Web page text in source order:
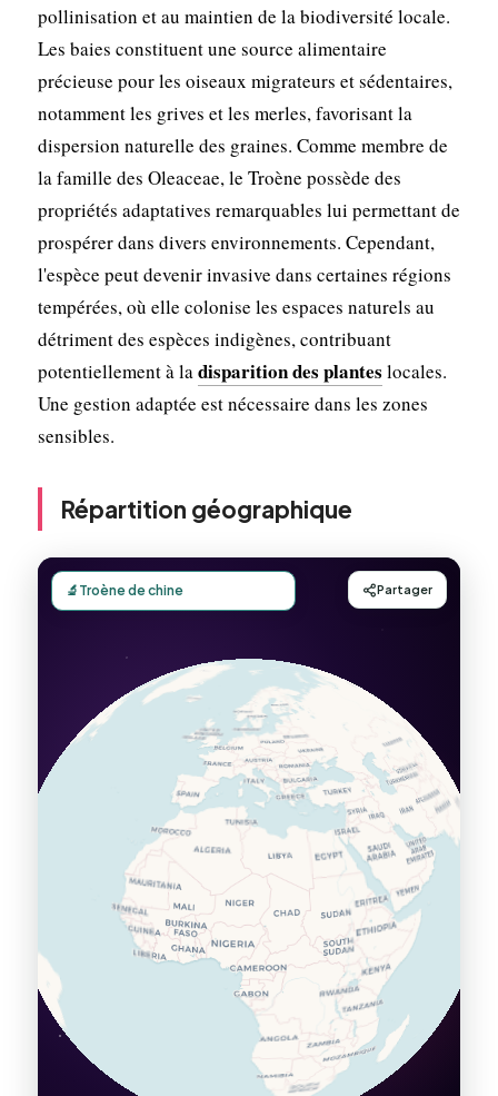
pollinisation et au maintien de la biodiversité locale.
Les baies constituent une source alimentaire
précieuse pour les oiseaux migrateurs et sédentaires,
notamment les grives et les merles, favorisant la
dispersion naturelle des graines. Comme membre de
la famille des Oleaceae, le Troène possède des
propriétés adaptatives remarquables lui permettant de
prospérer dans divers environnements. Cependant,
l'espèce peut devenir invasive dans certaines régions
tempérées, où elle colonise les espaces naturels au
détriment des espèces indigènes, contribuant
potentiellement à ladisparition des plantes locales.
Une gestion adaptée est nécessaire dans les zones
sensibles.
Répartition géographique